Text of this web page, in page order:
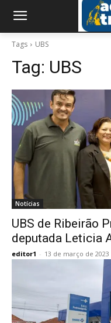
Tags UBS
Tag: UBS
Notícias
UBS de Ribeirão
deputada Leticia
editor1 - 13 de março de 2023